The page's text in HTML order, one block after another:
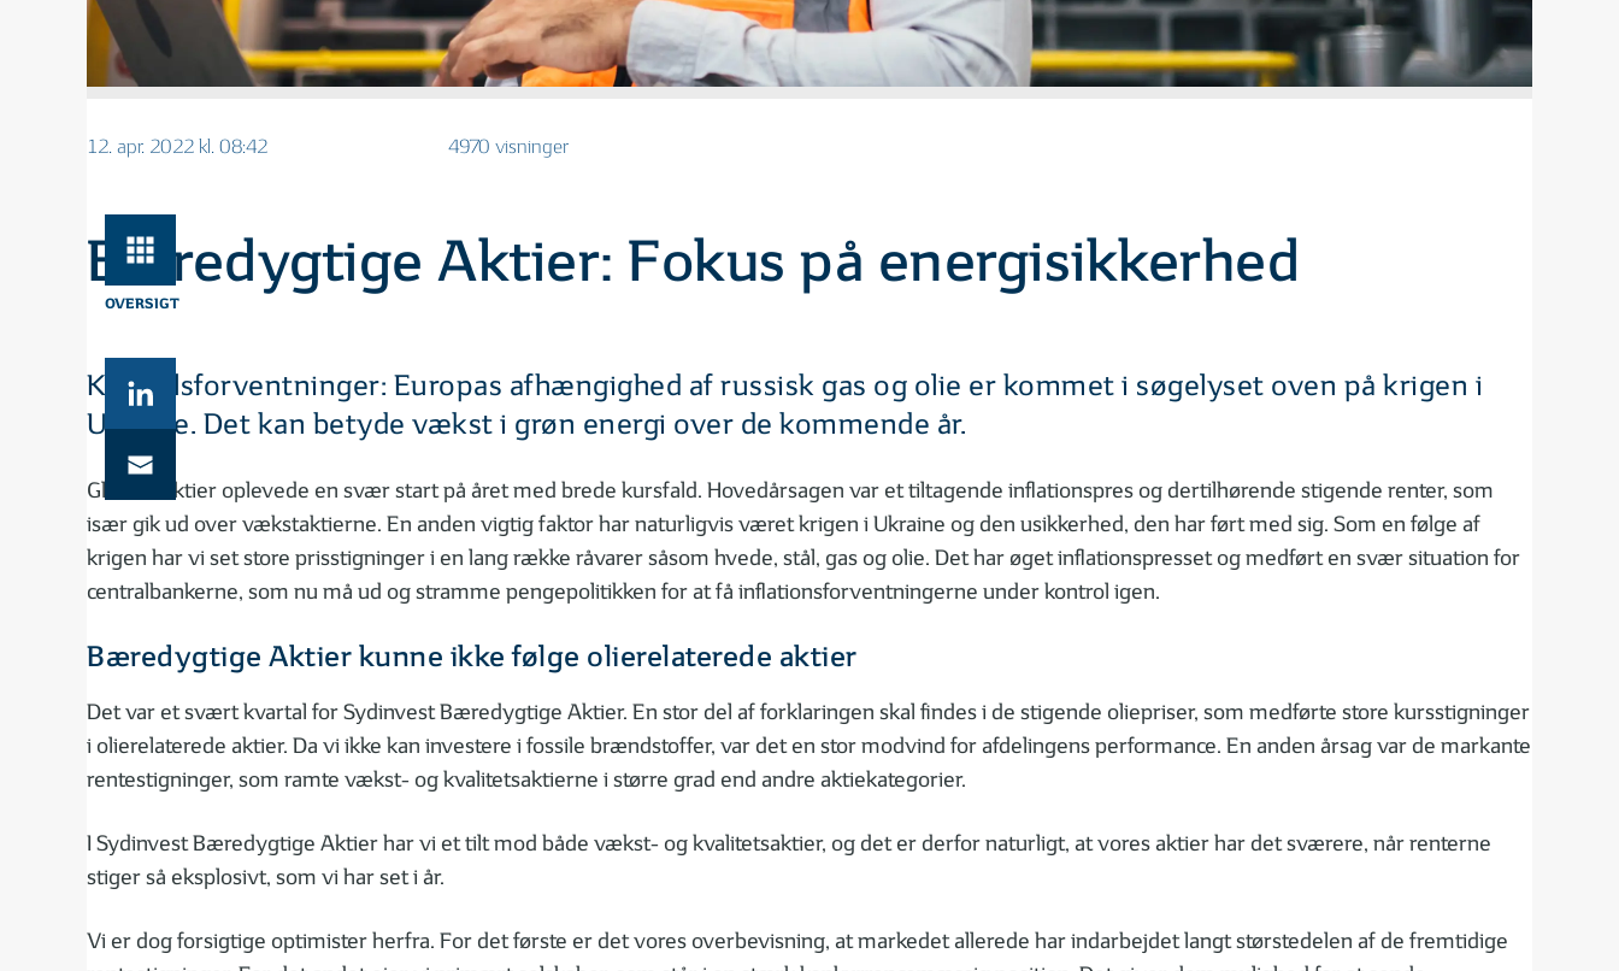
OVERSIGT
12. apr. 2022 kl. 08:42 4970 visninger
Bæredygtige Aktier: Fokus på energisikkerhed
Kvartalsforventninger: Europas afhængighed af russisk gas og olie er kommet i søgelyset oven på krigen i
Ukraine. Det kan betyde vækst i grøn energi over de kommende år.
Globale aktier oplevede en svær start på året med brede kursfald. Hovedårsagen var et tiltagende inflationspres og dertilhørende stigende renter, som
især gik ud over vækstaktierne. En anden vigtig faktor har naturligvis været krigen i Ukraine og den usikkerhed, den har ført med sig. Som en følge af
krigen har vi set store prisstigninger i en lang række råvarer såsom hvede, stål, gas og olie. Det har øget inflationspresset og medført en svær situation for
centralbankerne, som nu må ud og stramme pengepolitikken for at få inflationsforventningerne under kontrol igen.
Bæredygtige Aktier kunne ikke følge olierelaterede aktier
Det var et svært kvartal for Sydinvest Bæredygtige Aktier. En stor del af forklaringen skal findes i de stigende oliepriser, som medførte store kursstigninger
i olierelaterede aktier. Da vi ikke kan investere i fossile brændstoffer, var det en stor modvind for afdelingens performance. En anden årsag var de markante
rentestigninger, som ramte vækst- og kvalitetsaktierne i større grad end andre aktiekategorier.
I Sydinvest Bæredygtige Aktier har vi et tilt mod både vækst- og kvalitetsaktier, og det er derfor naturligt, at vores aktier har det sværere, når renterne
stiger så eksplosivt, som vi har set i år.
Vi er dog forsigtige optimister herfra. For det første er det vores overbevisning, at markedet allerede har indarbejdet langt størstedelen af de fremtidige